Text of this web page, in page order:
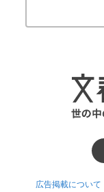
広告掲載について